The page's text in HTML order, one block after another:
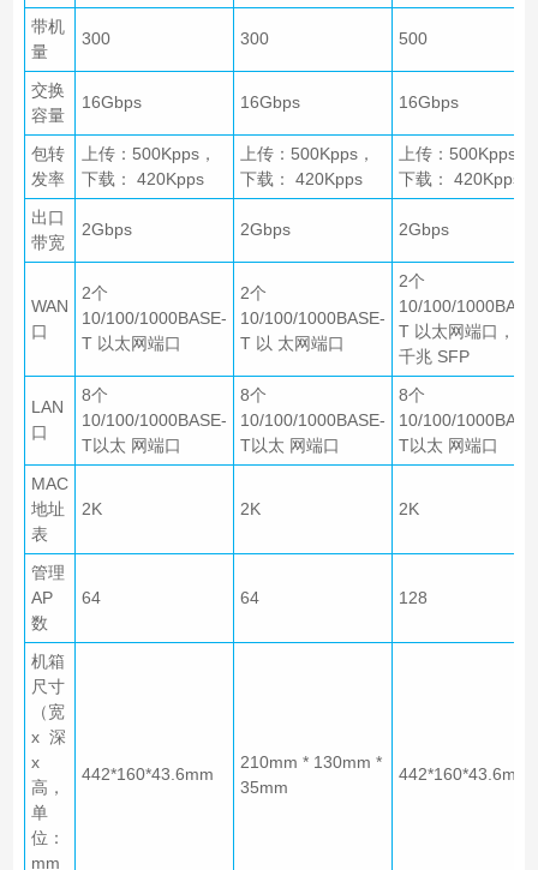
带机
量
300 300 500
交换
容量
16Gbps 16Gbps 16Gbps
包转
发率
上传：500Kpps，
下载： 420Kpps
上传：500Kpps，
下载： 420Kpps
上传：500Kpps，
下载： 420Kpps
出口
带宽
2Gbps 2Gbps 2Gbps
WAN
口
2个
10/100/1000BASE-
T 以太网端口
2个
10/100/1000BASE-
T 以 太网端口
2个
10/100/
T 以太网端口，1
千兆 SFP
LAN
口
8个
10/100/1000BASE-
T以太 网端口
8个
10/100/1000BASE-
T以太 网端口
8个
10/100/
T以太 网端口
MAC
地址
表
2K 2K 2K
管理
AP
数
64 64 128
机箱
尺寸
（宽
x 深
x
高，
单
位：
mm
442*160*43.6mm
210mm * 130mm *
35mm
442*160*43.6mm